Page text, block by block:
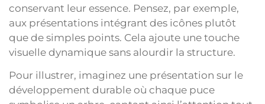
conservant leur essence. Pensez, par exemple,
aux présentations intégrant des icônes plutôt
que de simples points. Cela ajoute une touche
visuelle dynamique sans alourdir la structure.
Pour illustrer, imaginez une présentation sur le
développement durable où chaque puce